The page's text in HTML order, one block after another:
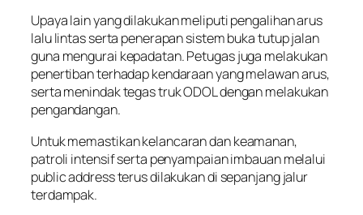
Upaya lain yang dilakukan meliputi pengalihan arus
lalu lintas serta penerapan sistem buka tutup jalan
guna mengurai kepadatan. Petugas juga melakukan
penertiban terhadap kendaraan yang melawan arus,
serta menindak tegas truk ODOL dengan melakukan
pengandangan.
Untuk memastikan kelancaran dan keamanan,
patroli intensif serta penyampaian imbauan melalui
public address terus dilakukan di sepanjang jalur
terdampak.